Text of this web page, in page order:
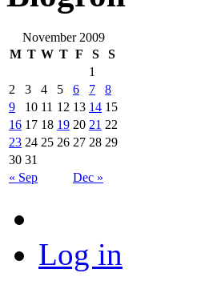
November 2009
M T W T F S S
« Sep Dec »
1
2
3 4 5 6 7
8
9
10 11 12 13 14 15
16 17 18 19 20 21 22
23 24 25 26 27 28 29
30 31
Log in